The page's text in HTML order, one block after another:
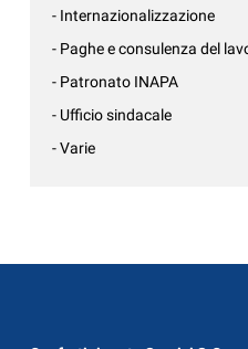
- Internazionalizzazione
- Paghe e consulenza del
- Patronato INAPA
- Ufficio sindacale
- Varie